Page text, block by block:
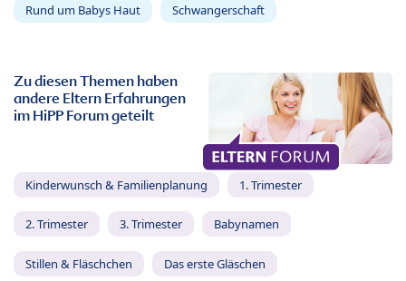
Rund um Babys Haut Schwangerschaft
Zu diesen Themen haben
andere Eltern Erfahrungen
im HiPP Forum geteilt
Kinderwunsch & Familienplanung 1. Trimester
2. Trimester 3. Trimester Babynamen
Stillen & Fläschchen Das erste Gläschen